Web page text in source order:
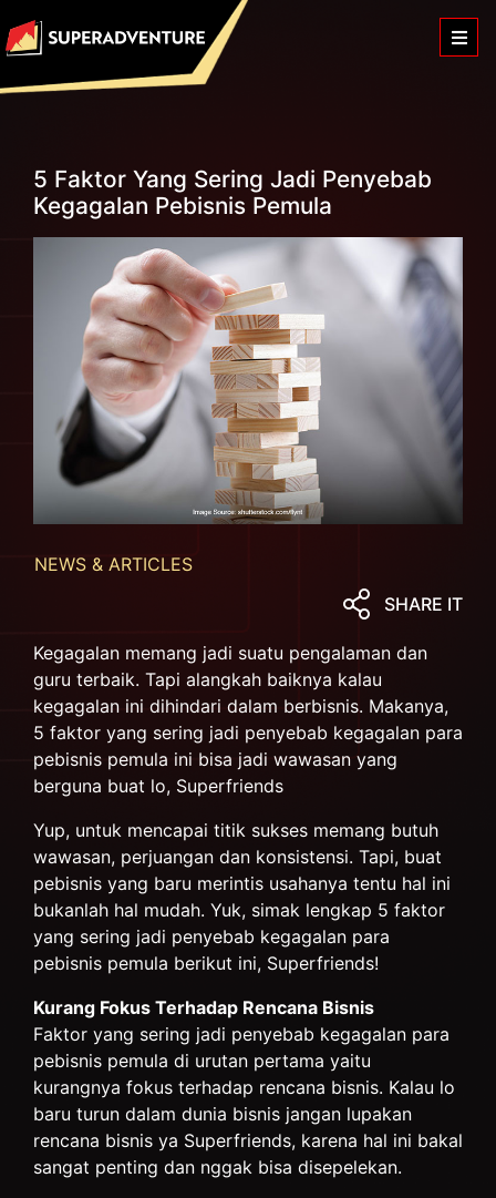
5 Faktor Yang Sering Jadi Penyebab
Kegagalan Pebisnis Pemula
NEWS & ARTICLES
SHARE IT
Kegagalan memang jadi suatu pengalaman dan
guru terbaik. Tapi alangkah baiknya kalau
kegagalan ini dihindari dalam berbisnis. Makanya,
5 faktor yang sering jadi penyebab kegagalan para
pebisnis pemula ini bisa jadi wawasan yang
berguna buat lo, Superfriends
Yup, untuk mencapai titik sukses memang butuh
wawasan, perjuangan dan konsistensi. Tapi, buat
pebisnis yang baru merintis usahanya tentu hal ini
bukanlah hal mudah. Yuk, simak lengkap 5 faktor
yang sering jadi penyebab kegagalan para
pebisnis pemula berikut ini, Superfriends!
Kurang Fokus Terhadap Rencana Bisnis
Faktor yang sering jadi penyebab kegagalan para
pebisnis pemula di urutan pertama yaitu
kurangnya fokus terhadap rencana bisnis. Kalau lo
baru turun dalam dunia bisnis jangan lupakan
rencana bisnis ya Superfriends, karena hal ini bakal
sangat penting dan nggak bisa disepelekan.